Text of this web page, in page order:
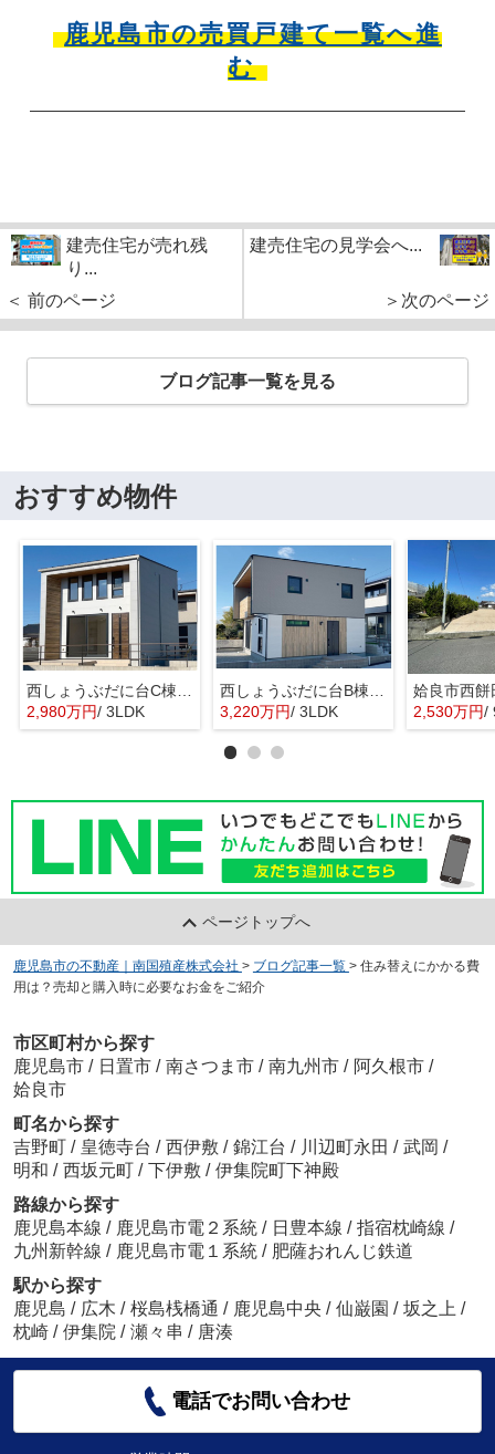
鹿児島市の売買戸建て一覧へ進
む
建売住宅が売れ残
り...
＜ 前のページ
建売住宅の見学会へ...
＞次のページ
ブログ記事一覧を見る
おすすめ物件
2,980万円/ 3LDK
3,220万円/ 3LDK
姶良市西
2,530万円/
ページトップへ
鹿児島市の不動産｜南国殖産株式会社 > ブログ記事一覧 > 住み替えにかかる費
用は？売却と購入時に必要なお金をご紹介
市区町村から探す
鹿児島市 / 日置市 / 南さつま市 / 南九州市 / 阿久根市 /
姶良市
町名から探す
吉野町 / 皇徳寺台 / 西伊敷 / 錦江台 / 川辺町永田 / 武岡 /
明和 / 西坂元町 / 下伊敷 / 伊集院町下神殿
路線から探す
鹿児島本線 / 鹿児島市電２系統 / 日豊本線 / 指宿枕崎線 /
九州新幹線 / 鹿児島市電１系統 / 肥薩おれんじ鉄道
駅から探す
鹿児島 / 広木 / 桜島桟橋通 / 鹿児島中央 / 仙巌園 / 坂之上 /
枕崎 / 伊集院 / 瀬々串 / 唐湊
電話でお問い合わせ